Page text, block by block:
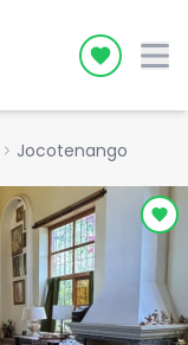
Icon
chevron_right Jocotenango